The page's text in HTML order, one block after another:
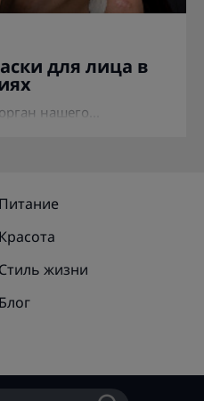
для лица в
нашего...
Питание
Красота
Стиль жизни
Блог